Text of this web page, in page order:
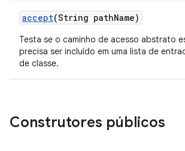
accept(String pathName)
Testa se o caminho de acesso abstrato
precisa ser incluído em uma lista de
de classe.
Construtores públicos